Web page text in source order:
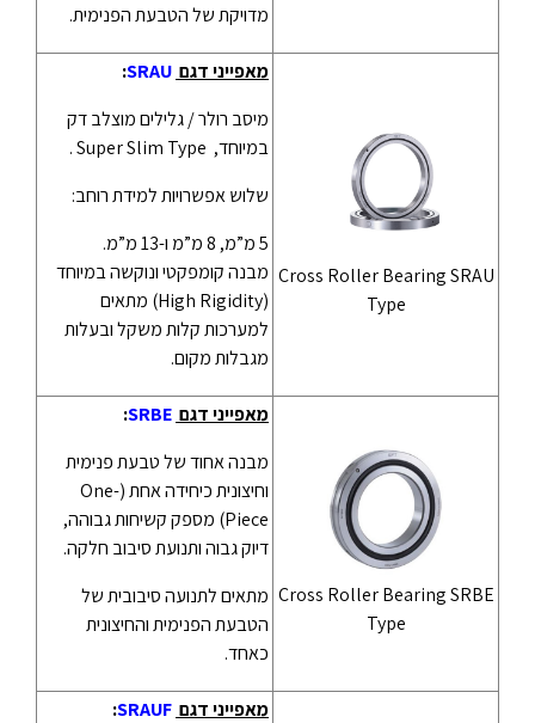
מדויקת של הטבעת הפנימית.
Cross Roller Bearing SRAU
Type
מאפייני דגם
:
מיסב רולר / גלילים מוצלב דק
במיוחד, Super Slim Type .
שלוש אפשרויות למידת רוחב:
5 מ”מ, 8 מ”מ ו-13 מ”מ.
מבנה קומפקטי ונוקשה במיוחד
(High Rigidity) מתאים
למערכות קלות משקל ובעלות
מגבלות מקום.
Cross Roller Bearing SRBE
Type
מאפייני דגם
:
מבנה אחוד של טבעת פנימית
וחיצונית כיחידה אחת (One-
Piece) מספק קשיחות גבוהה,
דיוק גבוה ותנועת סיבוב חלקה.
מתאים לתנועה סיבובית של
הטבעת הפנימית והחיצונית
כאחד.
מאפייני דגם
: